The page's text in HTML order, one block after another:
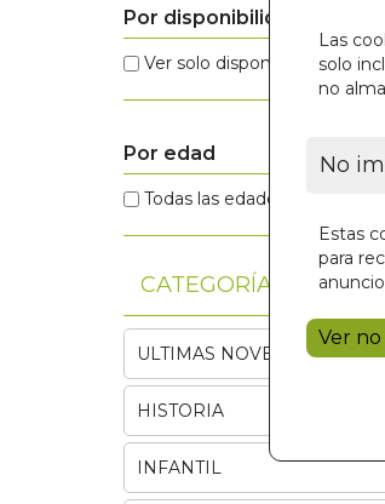
Las
solo
no
No
Estas
para
Ver
Por disponibilidad
Ver solo disponibles
Por edad
Todas las edades
CATEGORÍAS
ULTIMAS NOVEDADES
HISTORIA
INFANTIL